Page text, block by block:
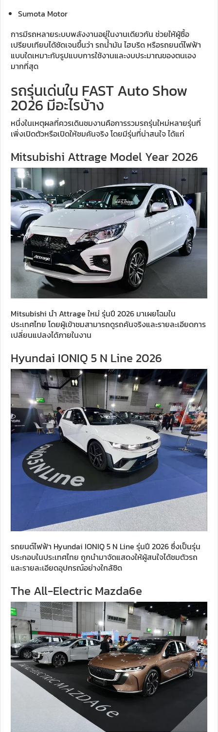
Sumota Motor
การมีรถหลายระบบพลังงานอยู่ในงานเดียวกัน ช่วยให้ผู้ซื้อ
เปรียบเทียบได้ชัดเจนขึ้นว่า รถน้ำมัน ไฮบริด หรือรถยนต์ไฟฟ้า
แบบใดเหมาะกับรูปแบบการใช้งานและงบประมาณของตนเอง
มากที่สุด
รถรุ่นเด่นใน FAST Auto Show
2026 มีอะไรบ้าง
หนึ่งในเหตุผลที่ควรเดินชมงานคือการรวมรถรุ่นใหม่หลายรุ่นที่
เพิ่งเปิดตัวหรือเปิดให้ชมคันจริง โดยมีรุ่นที่น่าสนใจ ได้แก่
Mitsubishi Attrage Model Year 2026
Mitsubishi นำ Attrage ใหม่ รุ่นปี 2026 มาเผยโฉมใน
ประเทศไทย โดยผู้เข้าชมสามารถดูรถคันจริงและรายละเอียดการ
เปลี่ยนแปลงได้ภายในงาน
Hyundai IONIQ 5 N Line 2026
รถยนต์ไฟฟ้า Hyundai IONIQ 5 N Line รุ่นปี 2026 ซึ่งเป็นรุ่น
ประกอบในประเทศไทย ถูกนำมาจัดแสดงให้ผู้สนใจได้ชมตัวรถ
และรายละเอียดอุปกรณ์อย่างใกล้ชิด
The All-Electric Mazda6e